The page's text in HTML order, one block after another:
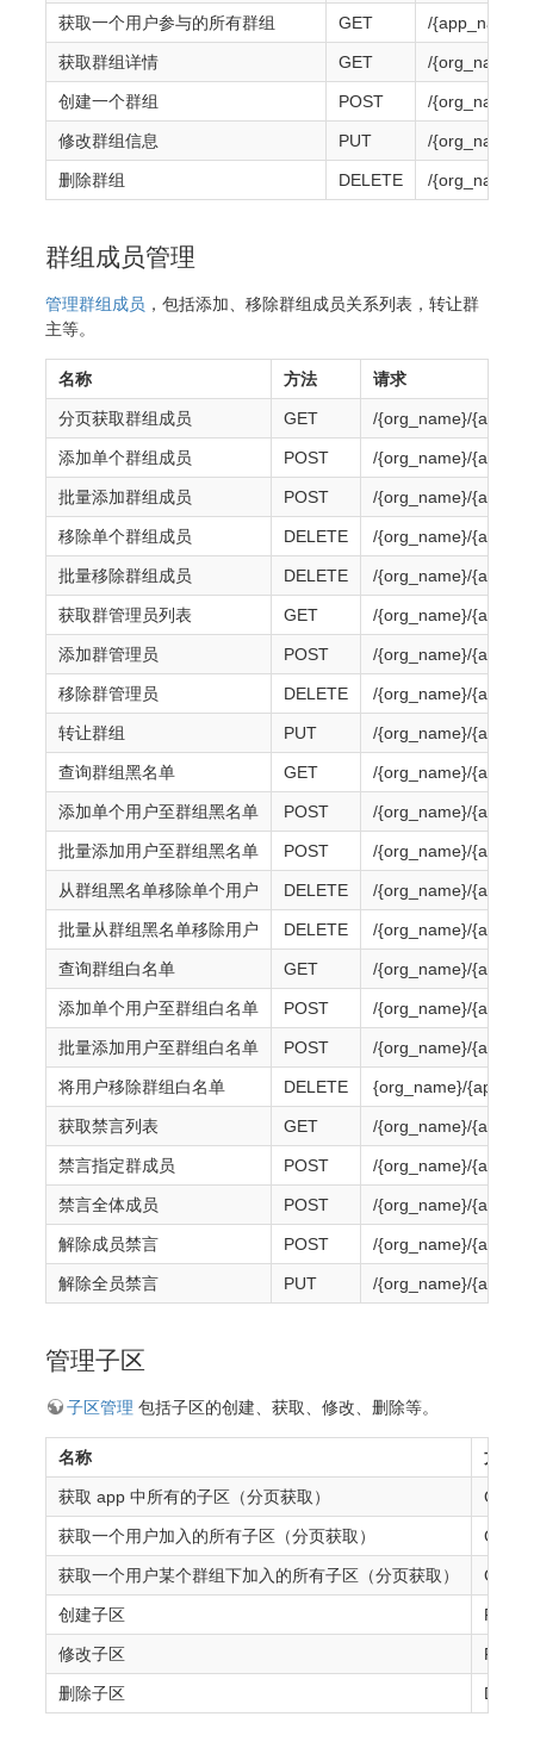
获取一个用户参与的所有群组 GET /
获取群组详情 GET /{org_name}/
创建一个群组 POST /{org_name}/
修改群组信息 PUT /{org_name}/
删除群组 DELETE /{org_name}/
群组成员管理
管理群组成员 ，包括添加、移除群组成员关系列表，转让群
主等。
名称 方法 请求
分页获取群组成员 GET /{org_name}/
添加单个群组成员 POST /{org_name}/
批量添加群组成员 POST /{org_name}/
移除单个群组成员 DELETE /{org_name}/
批量移除群组成员 DELETE /{org_name}/
获取群管理员列表 GET /{org_name}/
添加群管理员 POST /{org_name}/
移除群管理员 DELETE /{org_name}/
转让群组 PUT /{org_name}/
查询群组黑名单 GET /{org_name}/
添加单个用户至群组黑名单 POST /{org_name}/
批量添加用户至群组黑名单 POST /{org_name}/
从群组黑名单移除单个用户 DELETE /{org_name}/
批量从群组黑名单移除用户 DELETE /{org_name}/
查询群组白名单 GET /{org_name}/
添加单个用户至群组白名单 POST /{org_name}/
批量添加用户至群组白名单 POST /{org_name}/
将用户移除群组白名单 DELETE {org_name}/
获取禁言列表 GET /{org_name}/
禁言指定群成员 POST /{org_name}/
禁言全体成员 POST /{org_name}/
解除成员禁言 POST /{org_name}/
解除全员禁言 PUT /{org_name}/
管理子区
子区管理 包括子区的创建、获取、修改、删除等。
名称 方法
获取 app 中所有的子区（分页获取） GET
获取一个用户加入的所有子区（分页获取） GET
获取一个用户某个群组下加入的所有子区（分页获取） GET
创建子区 POST
修改子区 PUT
删除子区